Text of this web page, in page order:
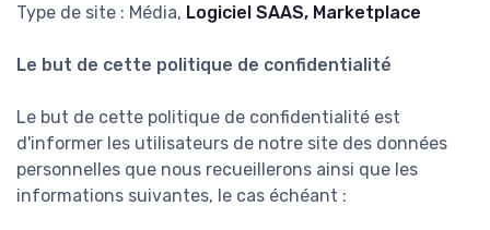
Type de site : Média, Logiciel SAAS, Marketplace
Le but de cette politique de confidentialité
Le but de cette politique de confidentialité est
d'informer les utilisateurs de notre site des données
personnelles que nous recueillerons ainsi que les
informations suivantes, le cas échéant :